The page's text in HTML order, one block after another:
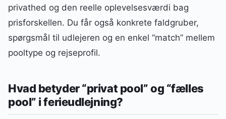
privathed og den reelle oplevelsesværdi bag
prisforskellen. Du får også konkrete faldgruber,
spørgsmål til udlejeren og en enkel “match” mellem
pooltype og rejseprofil.
Hvad betyder “privat pool” og “fælles
pool” i ferieudlejning?